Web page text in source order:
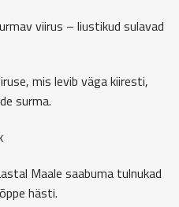
viirus – liustikud sulavad
mis levib väga kiiresti,
surma.
Maale saabuma tulnukad
hästi.